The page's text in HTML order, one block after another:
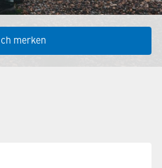
merken